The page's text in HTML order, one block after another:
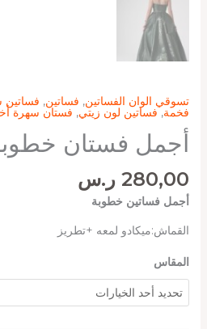
تسوقي الوان الفساتين, فساتين, فساتين
فخمة,فساتين لون زيتي, فستان سهرة
أجمل فستان
280,00 ر.س
أجمل فساتين خطوبة
القماش:ميكادو لمعه +تطريز
المقاس